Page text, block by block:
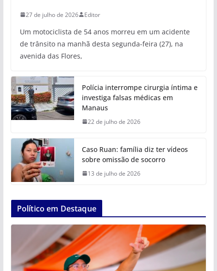
27 de julho de 2026 Editor
Um motociclista de 54 anos morreu em um acidente
de trânsito na manhã desta segunda-feira (27), na
avenida das Flores,
Polícia interrompe cirurgia íntima e
investiga falsas médicas em
Manaus
22 de julho de 2026
Caso Ruan: família diz ter vídeos
sobre omissão de socorro
13 de julho de 2026
Político em Destaque